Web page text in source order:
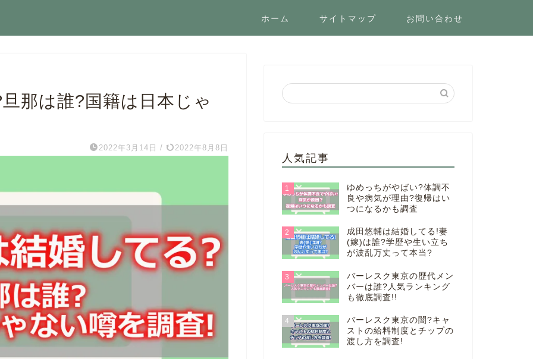
ホーム サイトマップ お問い合わせ
那は誰?国籍は日本じゃ
2022年3月14日 / 2022年8月8日
人気記事
1
ゆめっちがやばい?体調不
良や病気が理由?復帰はい
つになるかも調査
2
成田悠輔は結婚してる!妻
(嫁)は誰?学歴や生い立ち
が波乱万丈って本当?
3
バーレスク東京の歴代メン
バーは誰?人気ランキング
も徹底調査!!
4
バーレスク東京の闇?キャ
ストの給料制度とチップの
渡し方を調査!